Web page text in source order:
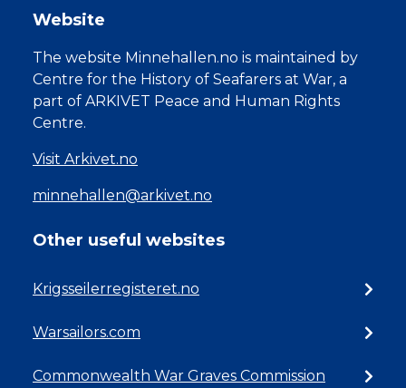
Website
The website Minnehallen.no is maintained by
Centre for the History of Seafarers at War, a
part of ARKIVET Peace and Human Rights
Centre.
Visit Arkivet.no
minnehallen@arkivet.no
Other useful websites
Krigsseilerregisteret.no
Warsailors.com
Commonwealth War Graves Commission